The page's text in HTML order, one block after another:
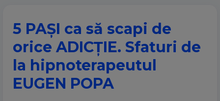
5 PAȘI ca să scapi de
orice ADICȚIE. Sfaturi de
la hipnoterapeutul
EUGEN POPA